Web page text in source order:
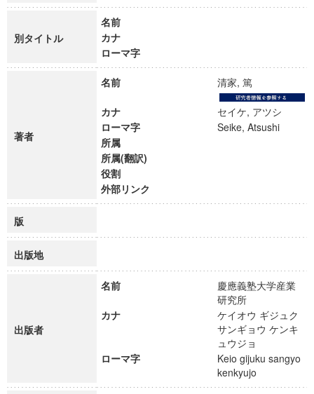
別タイトル
名前
カナ
ローマ字
著者
名前 清家, 篤
カナ
セイケ, アツシ
ローマ字
Seike, Atsushi
所属
所属(翻訳)
役割
外部リンク
版
出版地
出版者
名前
慶應義塾大学産業
研究所
カナ
ケイオウ ギジュク
サンギョウ ケンキ
ュウジョ
ローマ字
Keio gijuku sangyo
kenkyujo